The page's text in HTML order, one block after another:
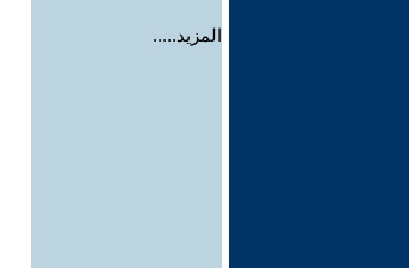
المزيد.....